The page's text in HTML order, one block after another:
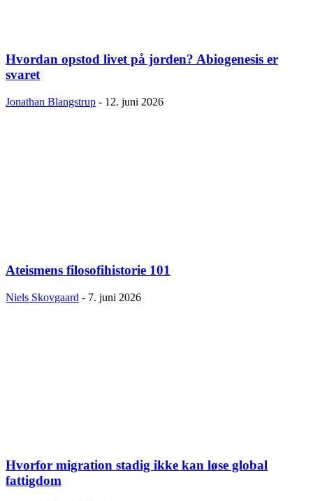
Hvordan opstod livet på jorden? Abiogenesis er
svaret
Jonathan Blangstrup - 12. juni 2026
Ateismens filosofihistorie 101
Niels Skovgaard - 7. juni 2026
Hvorfor migration stadig ikke kan løse global
fattigdom